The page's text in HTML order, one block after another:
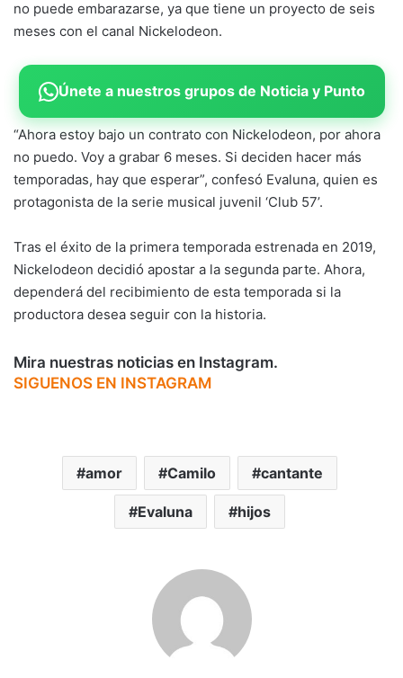
no puede embarazarse, ya que tiene un proyecto de seis
meses con el canal Nickelodeon.
Únete a nuestros grupos de Noticia y Punto
“Ahora estoy bajo un contrato con Nickelodeon, por ahora
no puedo. Voy a grabar 6 meses. Si deciden hacer más
temporadas, hay que esperar”, confesó Evaluna, quien es
protagonista de la serie musical juvenil ‘Club 57’.
Tras el éxito de la primera temporada estrenada en 2019,
Nickelodeon decidió apostar a la segunda parte. Ahora,
dependerá del recibimiento de esta temporada si la
productora desea seguir con la historia.
Mira nuestras noticias en Instagram.
SIGUENOS EN INSTAGRAM
amor Camilo cantante
Evaluna hijos